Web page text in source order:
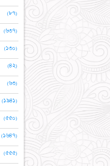
(৮৭)
(৬৩৭)
(১৩০)
(৪২)
(৬৩)
(১৯৪১)
(৫৫০)
(১৬৪৭)
(৫৫৫)